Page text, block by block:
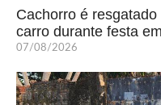
Cachorro é
carro durante festa
07/08/2026